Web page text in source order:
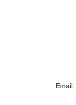
Email: